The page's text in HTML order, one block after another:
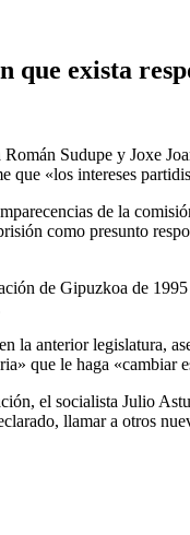
que exista
Sudupe y Joxe
que «los intereses
de la
como presunto
de Gipuzkoa de
la anterior legislatura,
que le haga «cambiar
el socialista Julio
llamar a otros